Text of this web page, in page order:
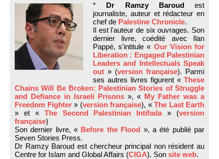
* Dr Ramzy Baroudest
journaliste, auteur et rédacteur en
chef de Palestine Chronicle.
Il est l'auteur de six ouvrages. Son
dernier livre, coédité avec Ilan
Pappé, s'intitule « Our Vision for
Liberation : Engaged Palestinian
Leaders and Intellectuals Speak
out » (version française). Parmi
ses autres livres figurent « These
Chains Will Be Broken: Palestinian Stories of Struggle
and Defiance in Israeli Prisons », « My Father was a
Freedom Fighter» (version française), « The Last Earth
» et « The Second Palestinian Intifada» (version
française)
Son dernier livre, « Before the Flood », a été publié par
Seven Stories Press.
Dr Ramzy Baroud est chercheur principal non résident au
Centre for Islam and Global Affairs (CIGA). Son site web.